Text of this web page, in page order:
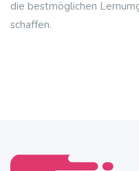
die bestmöglichen
schaffen.